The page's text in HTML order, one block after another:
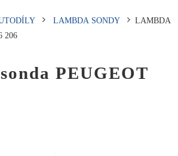
LAMBDA SONDY
LAMBDA
206
PEUGEOT